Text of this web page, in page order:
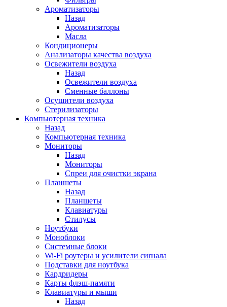
Ароматизаторы
Назад
Ароматизаторы
Масла
Кондиционеры
Анализаторы качества воздуха
Освежители воздуха
Назад
Освежители воздуха
Сменные баллоны
Осушители воздуха
Стерилизаторы
Компьютерная техника
Назад
Компьютерная техника
Мониторы
Назад
Мониторы
Спреи для очистки экрана
Планшеты
Назад
Планшеты
Клавиатуры
Стилусы
Ноутбуки
Моноблоки
Системные блоки
Wi-Fi роутеры и усилители сиrнала
Подставки для ноутбука
Кардридеры
Карты флэш-памяти
Клавиатуры и мыши
Назад